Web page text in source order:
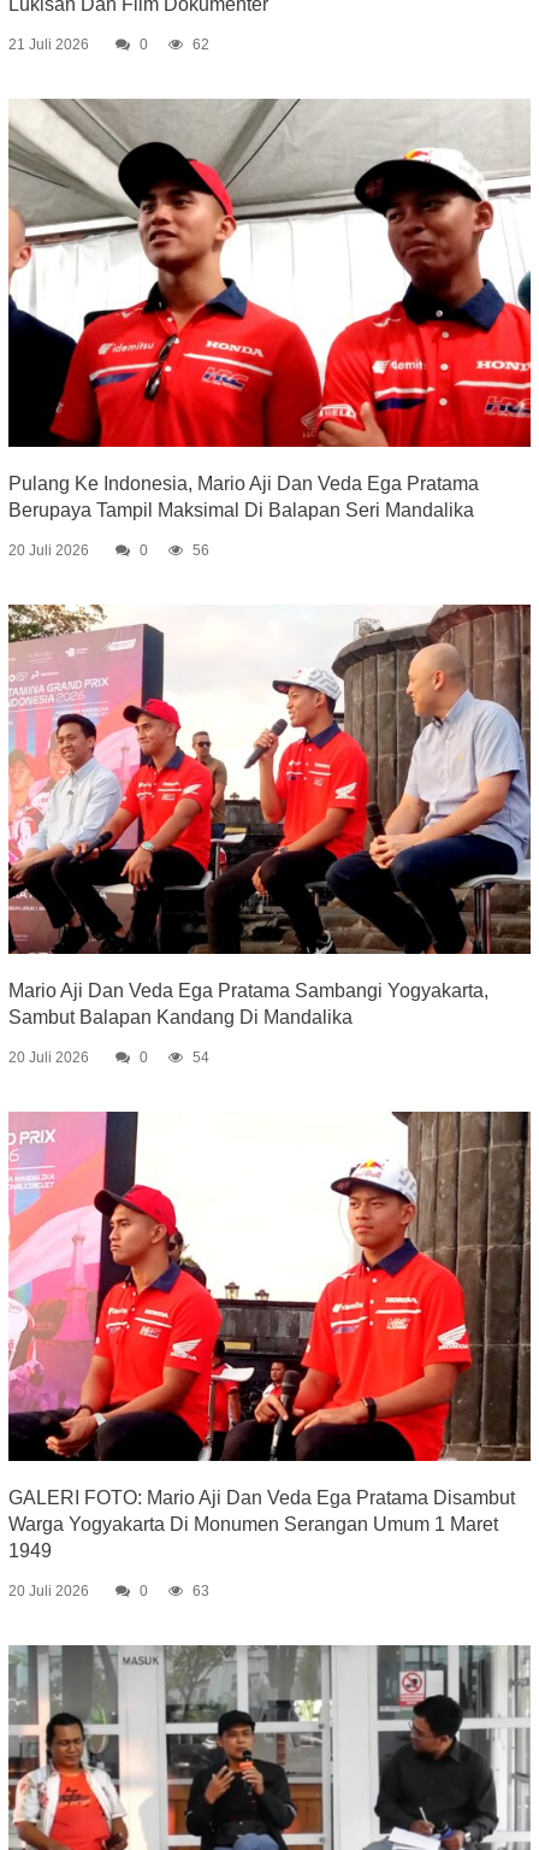
21 Juli 2026 0 62
Pulang Ke Indonesia, Mario Aji Dan Veda Ega Pratama
Berupaya Tampil Maksimal Di Balapan Seri Mandalika
20 Juli 2026 0 56
Mario Aji Dan Veda Ega Pratama Sambangi Yogyakarta,
Sambut Balapan Kandang Di Mandalika
20 Juli 2026 0 54
GALERI FOTO: Mario Aji Dan Veda Ega Pratama Disambut
Warga Yogyakarta Di Monumen Serangan Umum 1 Maret
1949
20 Juli 2026 0 63